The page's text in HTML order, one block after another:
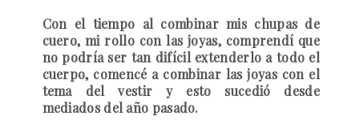
Con el tiempo al combinar mis chupas de
cuero, mi rollo con las joyas, comprendí que
no podría ser tan difícil extenderlo a todo el
cuerpo, comencé a combinar las joyas con el
tema del vestir y esto sucedió desde
mediados del año pasado.